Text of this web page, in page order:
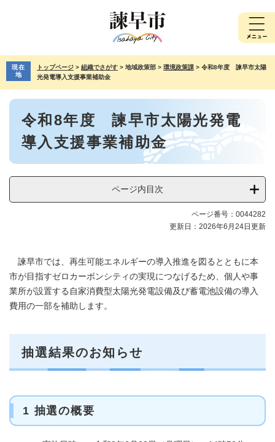
先
で
を
ば
現在
地
トップページ > 組織でさがす > 地域政策部 > 環境政策課 > 令和8年度 諫早市太陽
光発電導入支援事業補助金
本
令和8年度 諫早市太陽光発電
導入支援事業補助金
ページ内目次
ページ番号：0044282
更新日：2026年6月24日更新
諫早市では、再生可能エネルギーの導入推進を図るとともに本
市が目指すゼロカーボンシティの実現につなげるため、個人や事
業所が設置する自家消費型太陽光発電設備及び蓄電池設備の導入
費用の一部を補助します。
抽選結果のお知らせ
1 抽選の概要